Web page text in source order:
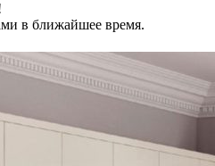
в ближайшее время.